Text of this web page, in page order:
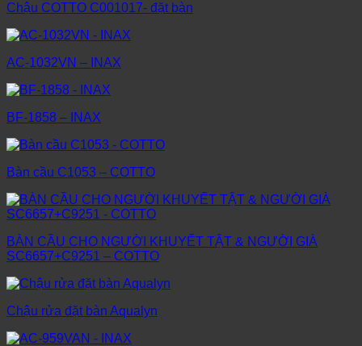
Chậu COTTO C001017- đặt bàn
AC-1032VN – INAX
BF-1858 – INAX
Bàn cầu C1053 – COTTO
BÀN CẦU CHO NGƯỜI KHUYẾT TẬT & NGƯỜI GIÀ
SC6657+C9251 – COTTO
Chậu rửa đặt bàn Aqualyn